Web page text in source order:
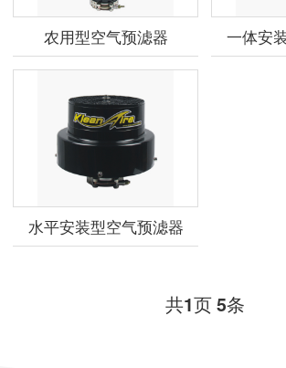
农用型空气预滤器 一体安
水平安装型空气预滤器
共1页5条